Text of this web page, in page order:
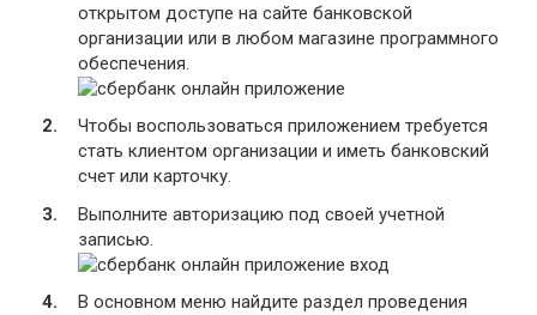
открытом доступе на сайте банковской
организации или в любом магазине программного
обеспечения.
Чтобы воспользоваться приложением требуется
стать клиентом организации и иметь банковский
счет или карточку.
Выполните авторизацию под своей учетной
записью.
В основном меню найдите раздел проведения